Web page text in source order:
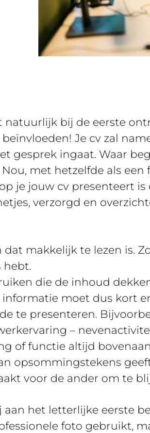
bij de eerste
Je cv zal
gesprek ingaat. Waar
met hetzelfde als een
je jouw cv presenteert
verzorgd en
makkelijk te lezen is.
hebt.
die de inhoud
moet dus kort
te presenteren.
–
of functie altijd
opsommingstekens
voor de ander om te
het letterlijke eerste
foto gebruikt,